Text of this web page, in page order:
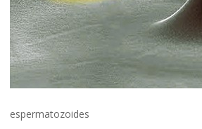
espermatozoides